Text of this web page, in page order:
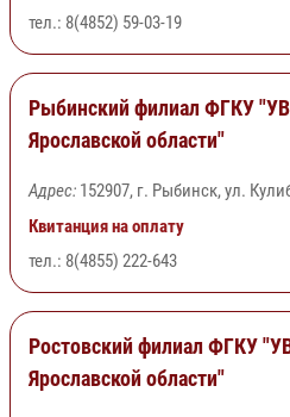
тел.: 8(4852) 59-03-19
Рыбинский филиал ФГКУ
Ярославской области"
Адрес:152907, г. Рыбинск, ул.
Квитанция на оплату
тел.: 8(4855) 222-643
Ростовский филиал ФГКУ
Ярославской области"